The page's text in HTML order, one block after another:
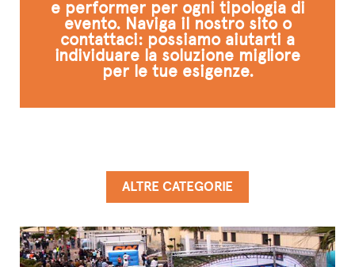
e performer per ogni tipologia di
evento. Naviga il nostro sito o
contattaci: possiamo aiutarti a
individuare la soluzione migliore
per le tue esigenze.
ALTRE CATEGORIE